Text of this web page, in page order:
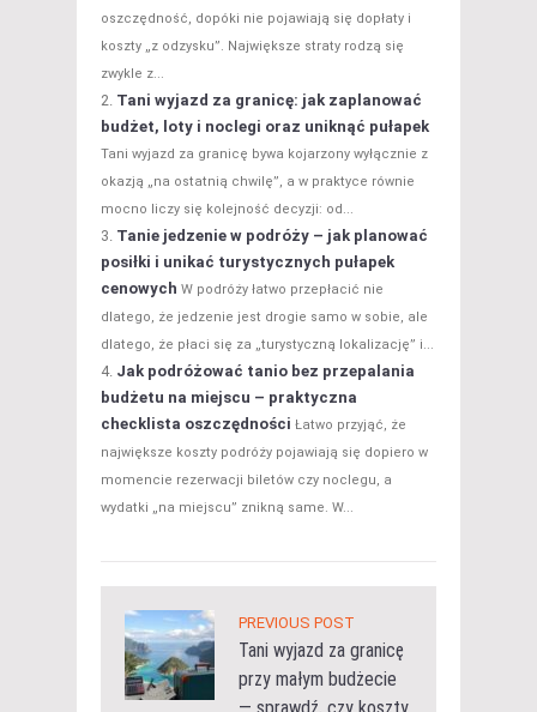
oszczędność, dopóki nie pojawiają się dopłaty i
koszty „z odzysku”. Największe straty rodzą się
zwykle z...
Tani wyjazd za granicę: jak zaplanować
budżet, loty i noclegi oraz uniknąć pułapek
Tani wyjazd za granicę bywa kojarzony wyłącznie z
okazją „na ostatnią chwilę”, a w praktyce równie
mocno liczy się kolejność decyzji: od...
Tanie jedzenie w podróży – jak planować
posiłki i unikać turystycznych pułapek
cenowych W podróży łatwo przepłacić nie
dlatego, że jedzenie jest drogie samo w sobie, ale
dlatego, że płaci się za „turystyczną lokalizację” i...
Jak podróżować tanio bez przepalania
budżetu na miejscu – praktyczna
checklista oszczędności Łatwo przyjąć, że
największe koszty podróży pojawiają się dopiero w
momencie rezerwacji biletów czy noclegu, a
wydatki „na miejscu” znikną same. W...
PREVIOUS POST
Tani wyjazd za granicę
przy małym budżecie